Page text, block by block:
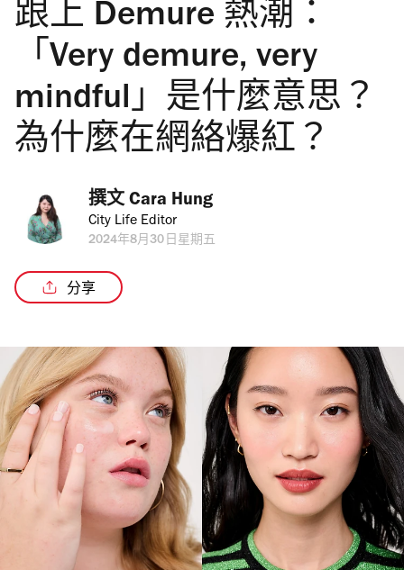
跟上 Demure 熱潮：
「Very demure, very
mindful」是什麼意思？
為什麼在網絡爆紅？
撰文 Cara Hung
City Life Editor
2024年8月30日星期五
分享